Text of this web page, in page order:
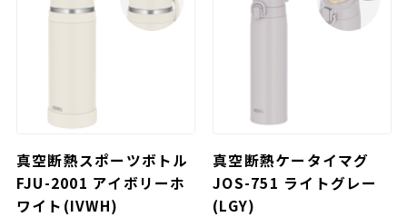
真空断熱スポーツボトル
FJU-2001 アイボリーホ
ワイト(IVWH)
真空断熱ケータイマグ
JOS-751 ライトグレー
(LGY)